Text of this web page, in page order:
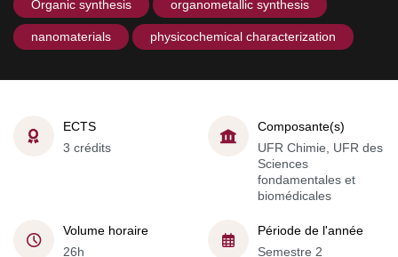
Organic synthesis organometallic synthesis
nanomaterials physicochemical characterization
ECTS
3 crédits
Composante(s)
UFR Chimie, UFR des
Sciences
fondamentales et
biomédicales
Volume horaire
26h
Période de l'année
Semestre 2